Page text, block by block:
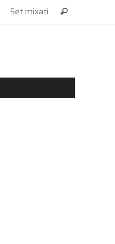
Set mixati